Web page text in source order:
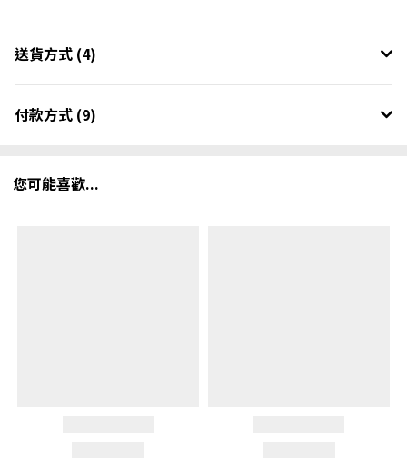
送貨方式 (4)
付款方式 (9)
您可能喜歡...